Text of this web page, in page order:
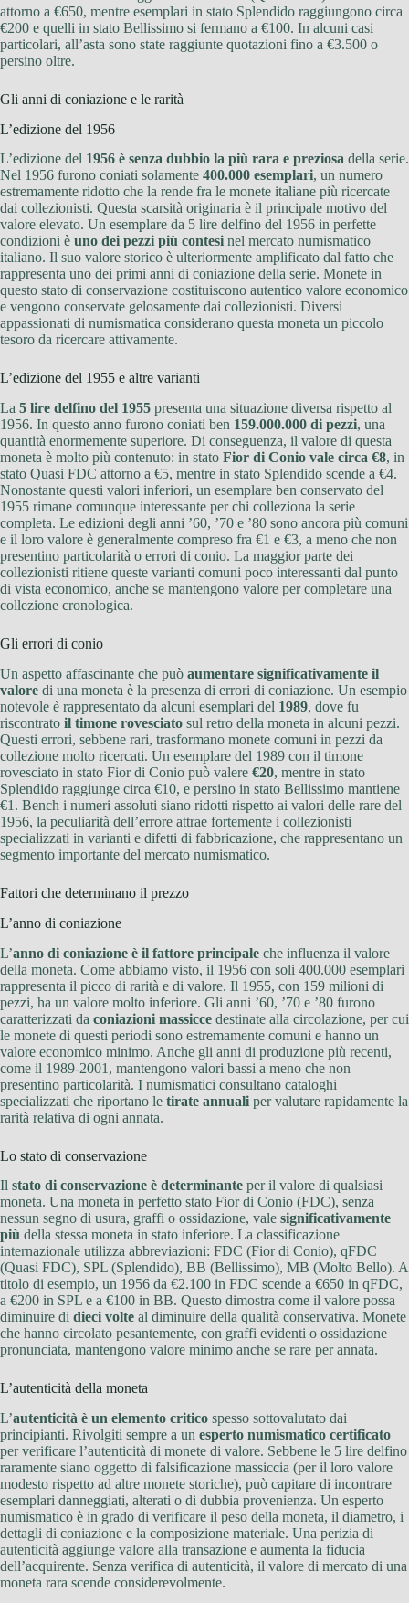
attorno a €650, mentre esemplari in stato Splendido raggiungono circa
€200 e quelli in stato Bellissimo si fermano a €100. In alcuni casi
particolari, all’asta sono state raggiunte quotazioni fino a €3.500 o
persino oltre.
Gli anni di coniazione e le rarità
L’edizione del 1956
L’edizione del 1956 è senza dubbio la più rara e preziosa della serie.
Nel 1956 furono coniati solamente 400.000 esemplari, un numero
estremamente ridotto che la rende fra le monete italiane più ricercate
dai collezionisti. Questa scarsità originaria è il principale motivo del
valore elevato. Un esemplare da 5 lire delfino del 1956 in perfette
condizioni è uno dei pezzi più contesi nel mercato numismatico
italiano. Il suo valore storico è ulteriormente amplificato dal fatto che
rappresenta uno dei primi anni di coniazione della serie. Monete in
questo stato di conservazione costituiscono autentico valore economico
e vengono conservate gelosamente dai collezionisti. Diversi
appassionati di numismatica considerano questa moneta un piccolo
tesoro da ricercare attivamente.
L’edizione del 1955 e altre varianti
La 5 lire delfino del 1955 presenta una situazione diversa rispetto al
1956. In questo anno furono coniati ben 159.000.000 di pezzi, una
quantità enormemente superiore. Di conseguenza, il valore di questa
moneta è molto più contenuto: in stato Fior di Conio vale circa €8, in
stato Quasi FDC attorno a €5, mentre in stato Splendido scende a €4.
Nonostante questi valori inferiori, un esemplare ben conservato del
1955 rimane comunque interessante per chi colleziona la serie
completa. Le edizioni degli anni ’60, ’70 e ’80 sono ancora più comuni
e il loro valore è generalmente compreso fra €1 e €3, a meno che non
presentino particolarità o errori di conio. La maggior parte dei
collezionisti ritiene queste varianti comuni poco interessanti dal punto
di vista economico, anche se mantengono valore per completare una
collezione cronologica.
Gli errori di conio
Un aspetto affascinante che può aumentare significativamente il
valore di una moneta è la presenza di errori di coniazione. Un esempio
notevole è rappresentato da alcuni esemplari del 1989, dove fu
riscontrato il timone rovesciato sul retro della moneta in alcuni pezzi.
Questi errori, sebbene rari, trasformano monete comuni in pezzi da
collezione molto ricercati. Un esemplare del 1989 con il timone
rovesciato in stato Fior di Conio può valere €20, mentre in stato
Splendido raggiunge circa €10, e persino in stato Bellissimo mantiene
€1. Bench i numeri assoluti siano ridotti rispetto ai valori delle rare del
1956, la peculiarità dell’errore attrae fortemente i collezionisti
specializzati in varianti e difetti di fabbricazione, che rappresentano un
segmento importante del mercato numismatico.
Fattori che determinano il prezzo
L’anno di coniazione
L’anno di coniazione è il fattore principale che influenza il valore
della moneta. Come abbiamo visto, il 1956 con soli 400.000 esemplari
rappresenta il picco di rarità e di valore. Il 1955, con 159 milioni di
pezzi, ha un valore molto inferiore. Gli anni ’60, ’70 e ’80 furono
caratterizzati da coniazioni massicce destinate alla circolazione, per cui
le monete di questi periodi sono estremamente comuni e hanno un
valore economico minimo. Anche gli anni di produzione più recenti,
come il 1989-2001, mantengono valori bassi a meno che non
presentino particolarità. I numismatici consultano cataloghi
specializzati che riportano le tirate annuali per valutare rapidamente la
rarità relativa di ogni annata.
Lo stato di conservazione
Il stato di conservazione è determinante per il valore di qualsiasi
moneta. Una moneta in perfetto stato Fior di Conio (FDC), senza
nessun segno di usura, graffi o ossidazione, vale significativamente
più della stessa moneta in stato inferiore. La classificazione
internazionale utilizza abbreviazioni: FDC (Fior di Conio), qFDC
(Quasi FDC), SPL (Splendido), BB (Bellissimo), MB (Molto Bello). A
titolo di esempio, un 1956 da €2.100 in FDC scende a €650 in qFDC,
a €200 in SPL e a €100 in BB. Questo dimostra come il valore possa
diminuire di dieci volte al diminuire della qualità conservativa. Monete
che hanno circolato pesantemente, con graffi evidenti o ossidazione
pronunciata, mantengono valore minimo anche se rare per annata.
L’autenticità della moneta
L’autenticità è un elemento critico spesso sottovalutato dai
principianti. Rivolgiti sempre a un esperto numismatico certificato
per verificare l’autenticità di monete di valore. Sebbene le 5 lire delfino
raramente siano oggetto di falsificazione massiccia (per il loro valore
modesto rispetto ad altre monete storiche), può capitare di incontrare
esemplari danneggiati, alterati o di dubbia provenienza. Un esperto
numismatico è in grado di verificare il peso della moneta, il diametro, i
dettagli di coniazione e la composizione materiale. Una perizia di
autenticità aggiunge valore alla transazione e aumenta la fiducia
dell’acquirente. Senza verifica di autenticità, il valore di mercato di una
moneta rara scende considerevolmente.